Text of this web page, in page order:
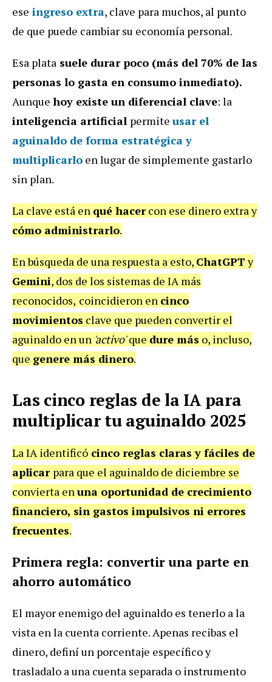
ese ingreso extra, clave para muchos, al punto
de que puede cambiar su economía personal.
Esa plata suele durar poco (más del 70% de las
personas lo gasta en consumo inmediato).
Aunque hoy existe un diferencial clave: la
inteligencia artificial permite usar el
aguinaldo de forma estratégica y
multiplicarlo en lugar de simplemente gastarlo
sin plan.
La clave está en qué hacercon ese dinero extra y
cómo administrarlo.
En búsqueda de una respuesta a esto, ChatGPTy
Gemini, dos de los sistemas de IA más
reconocidos, coincidieron en cinco
movimientos clave que pueden convertir el
aguinaldo en un 'activo'que dure más o, incluso,
que genere más dinero.
Las cinco reglas de la IA para
multiplicar tu aguinaldo 2025
La IA identificó cinco reglas claras y fáciles de
aplicar para que el aguinaldo de diciembre se
convierta enuna oportunidad de crecimiento
financiero, sin gastos impulsivos ni errores
frecuentes.
Primera regla: convertir una parte en
ahorro automático
El mayor enemigo del aguinaldo es tenerlo a la
vista en la cuenta corriente. Apenas recibas el
dinero, definí un porcentaje específico y
trasladalo a una cuenta separada o instrumento